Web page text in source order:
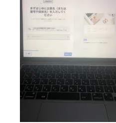
作成などをしておりまし
た。今回、返礼品の準備を
していく中で支援者の方々
の集計をしていると多くの
方に応援していただけてい
る、多くの方々の支援が
あってここまで来ることが
できたのだと実感すること